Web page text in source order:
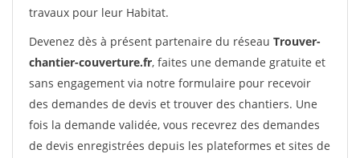
travaux pour leur Habitat.
Devenez dès à présent partenaire du réseau Trouver-
chantier-couverture.fr, faites une demande gratuite et
sans engagement via notre formulaire pour recevoir
des demandes de devis et trouver des chantiers. Une
fois la demande validée, vous recevrez des demandes
de devis enregistrées depuis les plateformes et sites de